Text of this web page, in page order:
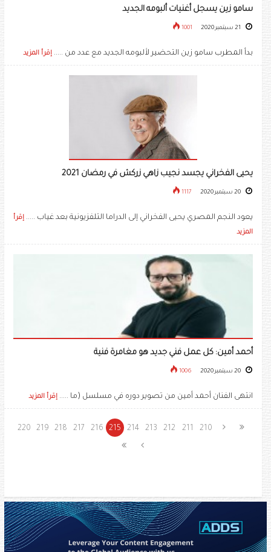
سامو زين يسجل أغنيات ألبومه الجديد
1001
بدأ المطرب سامو زين التحضير لألبومه الجديد مع عدد من ..... إقرأ المزيد
يحيى الفخراني يجسد نجيب زاهي زركش في رمضان 2021
1117
يعود النجم المصري يحيى الفخراني إلى الدراما التلفزيونية بعد غياب ..... إقرأ
المزيد
أحمد أمين: كل عمل فني جديد هو مغامرة فنية
1006
انتهى الفنان أحمد أمين من تصوير دوره في مسلسل (ما ..... إقرأ المزيد
210
211
212
213
214
215
216
217
218
219
220